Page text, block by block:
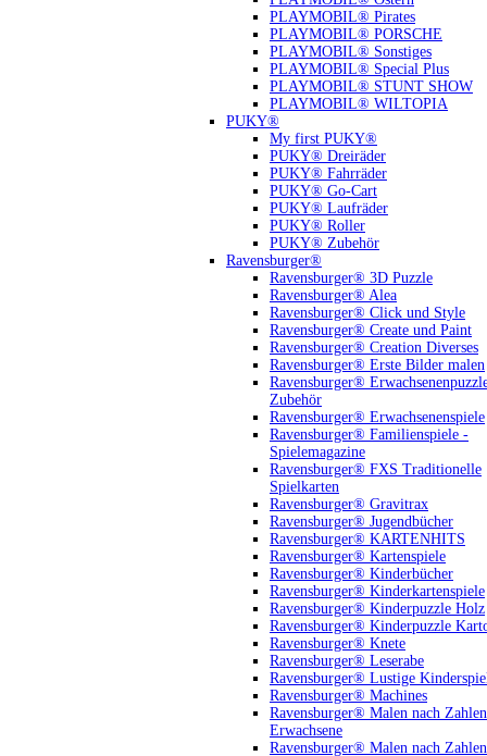
PLAYMOBIL® Pirates
PLAYMOBIL® PORSCHE
PLAYMOBIL® Sonstiges
PLAYMOBIL® Special Plus
PLAYMOBIL® STUNT SHOW
PLAYMOBIL® WILTOPIA
PUKY®
My first PUKY®
PUKY® Dreiräder
PUKY® Fahrräder
PUKY® Go-Cart
PUKY® Laufräder
PUKY® Roller
PUKY® Zubehör
Ravensburger®
Ravensburger® 3D Puzzle
Ravensburger® Alea
Ravensburger® Click und Style
Ravensburger® Create und Paint
Ravensburger® Creation Diverses
Ravensburger® Erste Bilder malen
Ravensburger®
Zubehör
Ravensburger® Erwachsenenspiele
Ravensburger® Familienspiele -
Spielemagazine
Ravensburger® FXS Traditionelle
Spielkarten
Ravensburger® Gravitrax
Ravensburger® Jugendbücher
Ravensburger® KARTENHITS
Ravensburger® Kartenspiele
Ravensburger® Kinderbücher
Ravensburger® Kinderkartenspiele
Ravensburger® Kinderpuzzle Holz
Ravensburger® Kinderpuzzle
Ravensburger® Knete
Ravensburger® Leserabe
Ravensburger® Lustige
Ravensburger® Machines
Ravensburger® Malen nach Zahlen
Erwachsene
Ravensburger® Malen nach Zahlen